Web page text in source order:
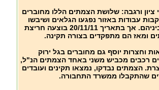
ורגבה: שלושת הצמתים הללו מחוברים
עבודות באזור נפגעו הגלאים ושיבשו
את רצף הגל הירוק ביניהם. אך בתאריך 20/11/11 בוצעה חריצת
ומאז הם מתפקדים בצורה תקינה.
וחצרות יוסף גם מחוברים בגל ירוק
רכבים מכביש משני באחד הצמתים הנ"ל,
הצמתים נבדקו, נמצאו תקינים ועובדים
שהתקבלו ממשרד התחבורה.